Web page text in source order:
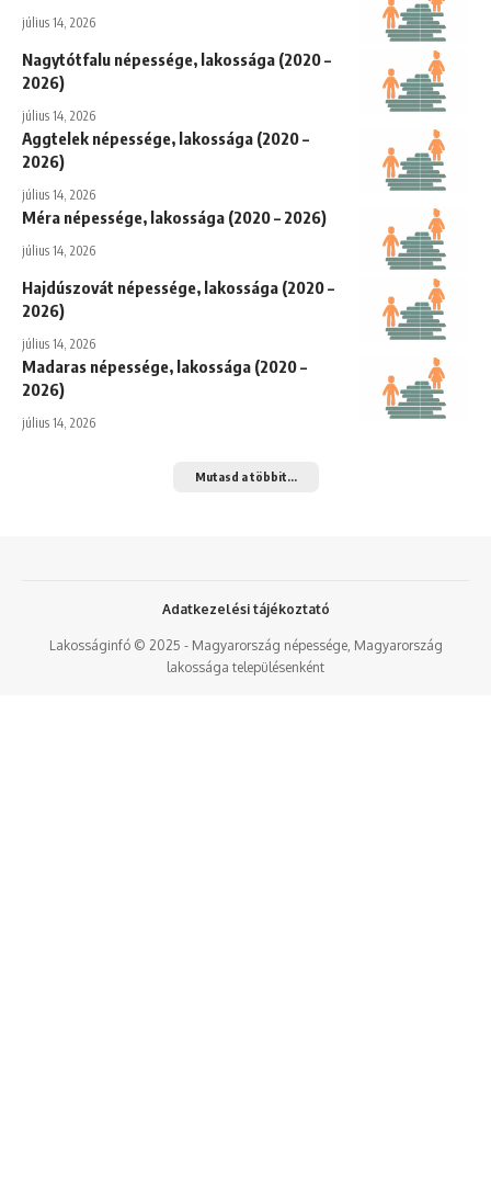
július 14, 2026
Nagytótfalu népessége, lakossága (2020 –
2026)
július 14, 2026
Aggtelek népessége, lakossága (2020 –
2026)
július 14, 2026
Méra népessége, lakossága (2020 – 2026)
július 14, 2026
Hajdúszovát népessége, lakossága (2020 –
2026)
július 14, 2026
Madaras népessége, lakossága (2020 –
2026)
július 14, 2026
Mutasd a többit...
Lakosságinfó © 2025 - Magyarország népessége, Magyarország
lakossága településenként
Adatkezelési tájékoztató